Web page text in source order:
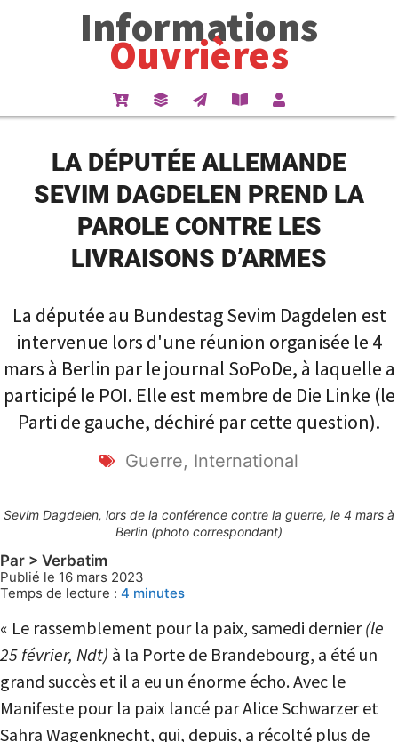
Informations
Ouvrières
LA DÉPUTÉE ALLEMANDE
SEVIM DAGDELEN PREND LA
PAROLE CONTRE LES
LIVRAISONS D’ARMES
La députée au Bundestag Sevim Dagdelen est
intervenue lors d'une réunion organisée le 4
mars à Berlin par le journal SoPoDe, à laquelle a
participé le POI. Elle est membre de Die Linke (le
Parti de gauche, déchiré par cette question).
Guerre, International
Sevim Dagdelen, lors de la conférence contre la guerre, le 4 mars à
Berlin (photo correspondant)
Par > Verbatim
Publié le 16 mars 2023
Temps de lecture : 4 minutes
« Le rassemblement pour la paix, samedi dernier(le
25 février, Ndt) à la Porte de Brandebourg, a été un
grand succès et il a eu un énorme écho. Avec le
Manifeste pour la paix lancé par Alice Schwarzer et
Sahra Wagenknecht, qui, depuis, a récolté plus de